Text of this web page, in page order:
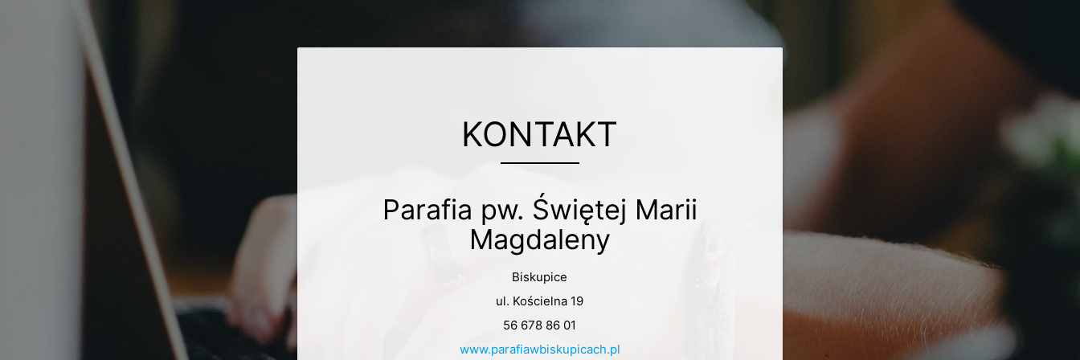
KONTAKT
Parafia pw. Świętej Marii
Magdaleny
Biskupice
ul. Kościelna 19
56 678 86 01
www.parafiawbiskupicach.pl